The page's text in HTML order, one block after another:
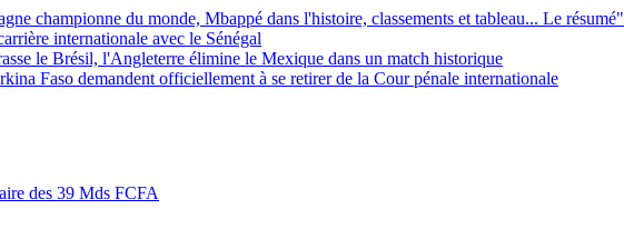
championne du monde, Mbappé dans l'histoire, classements et tableau... Le résumé"
internationale avec le Sénégal
le Brésil, l'Angleterre élimine le Mexique dans un match historique
Faso demandent officiellement à se retirer de la Cour pénale internationale